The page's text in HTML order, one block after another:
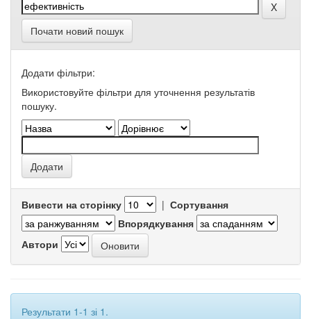
Почати новий пошук
Додати фільтри:
Використовуйте фільтри для уточнення результатів
пошуку.
Вивести на сторінку | Сортування
Впорядкування
Автори
Результати 1-1 зі 1.